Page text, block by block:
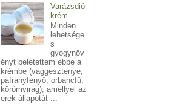
Varázsdió
krém
Minden
lehetsége
s
gyógynöv
ényt beletettem ebbe a
krémbe (vaggesztenye,
páfrányfenyő, orbáncfű,
körömvirág), amellyel az
erek állapotát ...